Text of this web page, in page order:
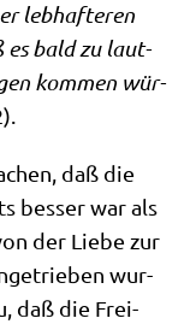
leb­haf­te­ren
es bald zu laut­
kom­men wür­
daß die
bes­ser war als
der Lie­be zur
wur­
daß die Frei­